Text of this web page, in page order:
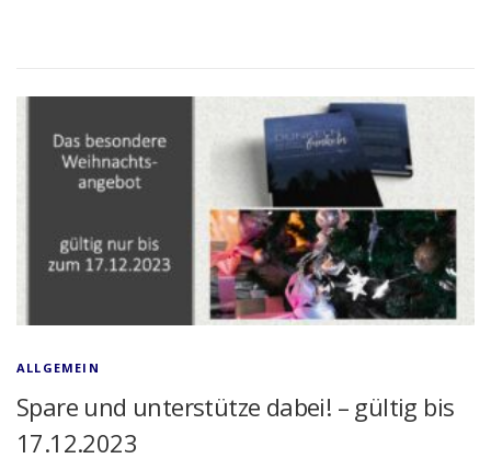
ALLGEMEIN
Spare und unterstütze dabei! – gültig bis
17.12.2023